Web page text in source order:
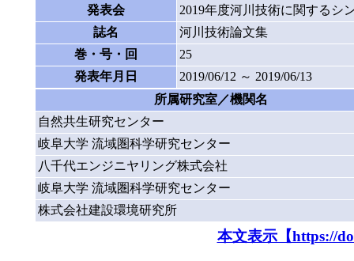
発表会
2019年度河川技術に関するシ
誌名
河川技術論文集
巻・号・回
25
発表年月日
2019/06/12 ～ 2019/06/13
所属研究室／機関名
自然共生研究センター
岐阜大学 流域圏科学研究センター
八千代エンジニヤリング株式会社
岐阜大学 流域圏科学研究センター
株式会社建設環境研究所
本文表示【https://